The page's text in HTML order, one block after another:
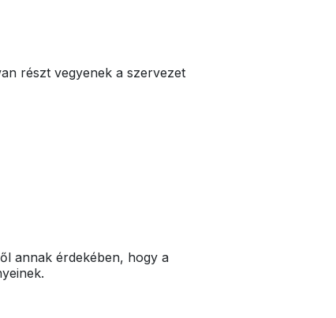
részt vegyenek a szervezet
annak érdekében, hogy a